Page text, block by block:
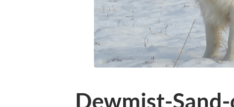
Dewmist-